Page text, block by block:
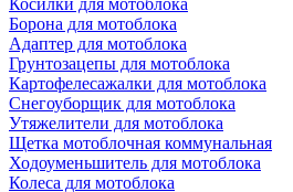
Косилки для мотоблока
Борона для мотоблока
Адаптер для мотоблока
Грунтозацепы для мотоблока
Картофелесажалки для мотоблока
Снегоуборщик для мотоблока
Утяжелители для мотоблока
Щетка мотоблочная коммунальная
Ходоуменьшитель для мотоблока
Колеса для мотоблока